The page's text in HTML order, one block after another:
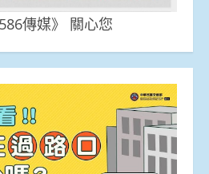
傳媒》 關心您